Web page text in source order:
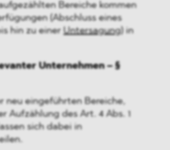
Bereiche kommen
(Abschluss eines
hin zu einer Untersagung) in
Unternehmen – §
neu eingeführten Bereiche,
Aufzählung des Art. 4 Abs. 1
sich dabei in